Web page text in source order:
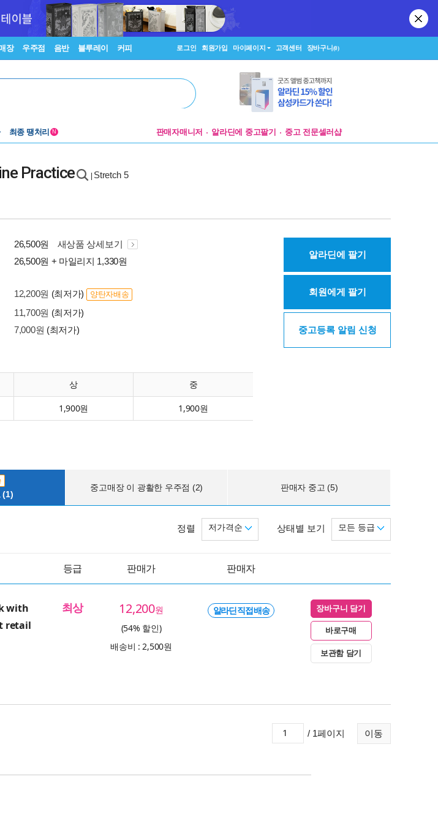
장 우주점 음반 블루레이 커피 로그인 회원가입 마이페이지 고객센터 장바구니(0)
최종 땡처리 N 판매자매니저 알라딘에 중고팔기 중고 전문셀러샵
Practice Stretch 5
26,500원
새상품 상세보기
26,500원 + 마일리지 1,330원
12,200원 (최저가) 양탄자배송
11,700원 (최저가)
7,000원 (최저가)
상 중
1,900원 1,900원
알라딘에 팔기
회원에게 팔기
중고등록 알림 신청
(1)
중고매장 이 광활한 우주점 (2) 판매자 중고 (5)
상태별 보기 모든 등급
정렬 저가격순
등급 판매가 판매자
with
retail
최상 12,200원
(54% 할인)
배송비 : 2,500원
알라딘 직접 배송 장바구니 담기
바로구매
보관함 담기
이동
/ 1페이지